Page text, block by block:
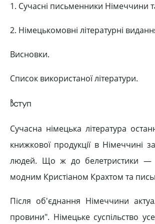
1. Сучасні письменники Німеччини
2. Німецькомовні літературні
Висновки.
Список використаної літератури.
Вступ
Сучасна німецька література
книжкової продукції в Німеччині
людей. Що ж до белетристики —
модним Кристіаном Крахтом та
Після об'єднання Німеччини
провини". Німецьке суспільство